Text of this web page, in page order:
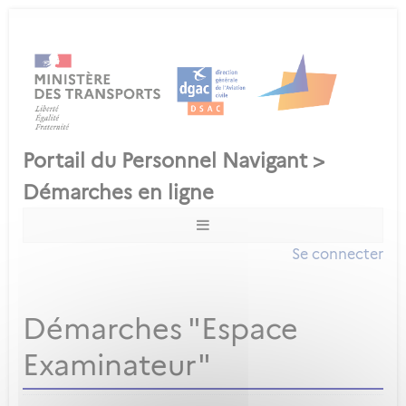
Se connecter
Démarches "Espace
Examinateur"